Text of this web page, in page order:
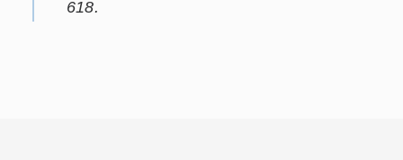
618.